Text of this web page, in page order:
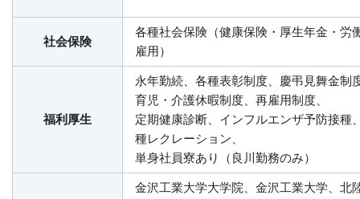
社会保険
各種社会保険（健康保険・厚生年金・労
雇用）
福利厚生
永年勤続、各種表彰制度、慶弔見舞金制
育児・介護休暇制度、再雇用制度、
定期健康診断、インフルエンザ予防接種
種レクレーション、
単身社員寮あり（良川勤務のみ）
金沢工業大学大学院、金沢工業大学、北